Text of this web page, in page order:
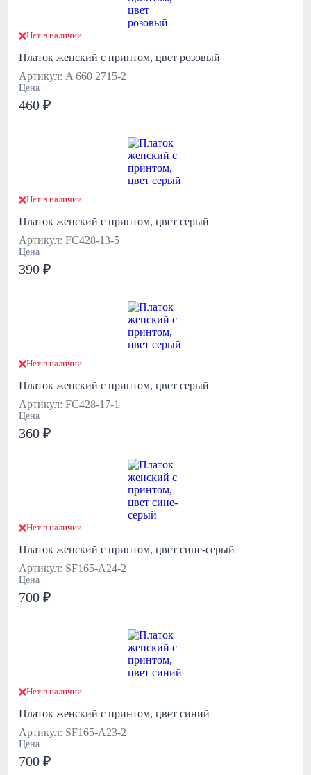
Нет в наличии
Платок женский с принтом, цвет розовый
Артикул: A 660 2715-2
Цена
460 ₽
Нет в наличии
Платок женский с принтом, цвет серый
Артикул: FC428-13-5
Цена
390 ₽
Нет в наличии
Платок женский с принтом, цвет серый
Артикул: FC428-17-1
Цена
360 ₽
Нет в наличии
Платок женский с принтом, цвет сине-серый
Артикул: SF165-А24-2
Цена
700 ₽
Нет в наличии
Платок женский с принтом, цвет синий
Артикул: SF165-А23-2
Цена
700 ₽